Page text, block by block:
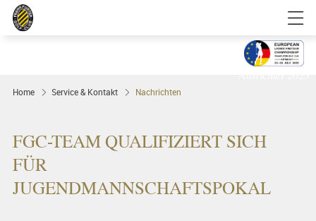
Home Service & Kontakt Nachrichten
FGC-TEAM QUALIFIZIERT SICH
FÜR
JUGENDMANNSCHAFTSPOKAL